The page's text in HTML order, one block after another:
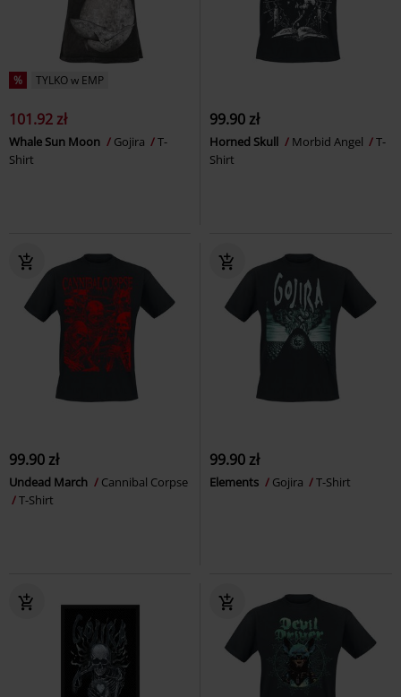
% TYLKO w EMP
101.92 zł
Whale Sun Moon Gojira
T-
Shirt
99.90 zł
Horned Skull Morbid Angel
T-
Shirt
99.90 zł
Undead March
Cannibal Corpse
T-Shirt
99.90 zł
Elements Gojira T-Shirt